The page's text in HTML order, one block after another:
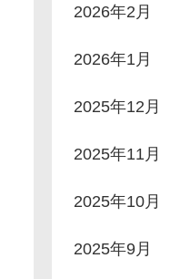
2026年2月
2026年1月
2025年12月
2025年11月
2025年10月
2025年9月